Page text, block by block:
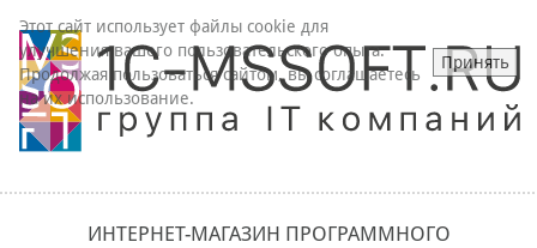
ИНТЕРНЕТ-МАГАЗИН ПРОГРАММНОГО
Этот сайт использует файлы cookie для
улучшения вашего пользовательского опыта.
Продолжая пользоваться сайтом, вы соглашаетесь
на их использование.
Принять